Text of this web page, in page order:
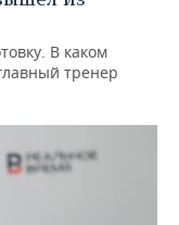
В каком
тренер